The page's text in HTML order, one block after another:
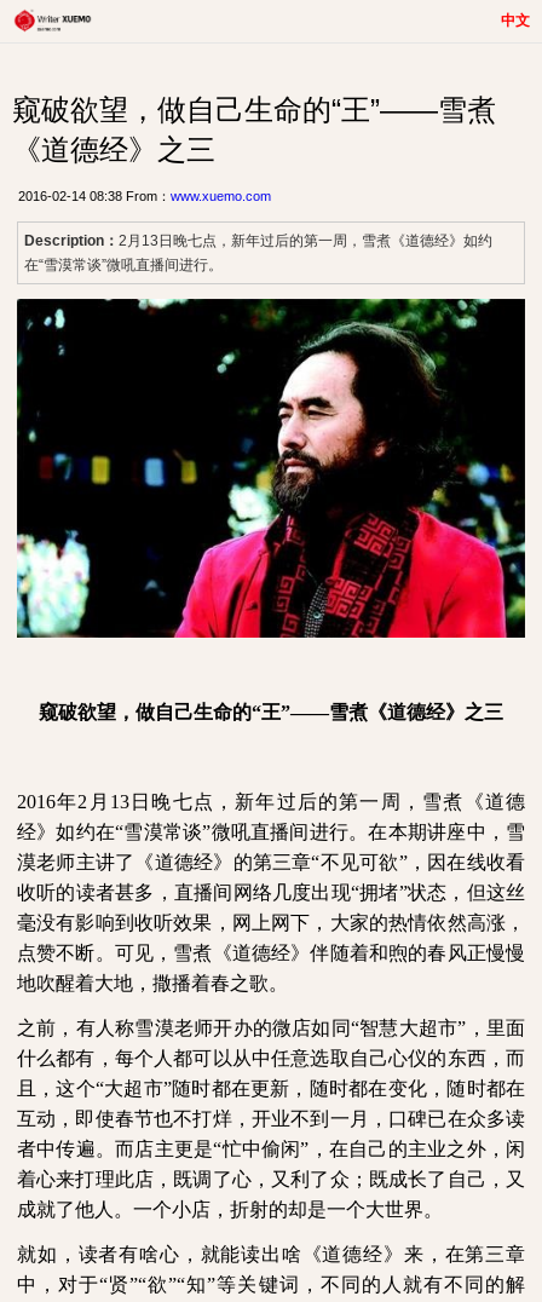
中文
窥破欲望，做自己生命的“王”——雪煮
《道德经》之三
2016-02-14 08:38 From： www.xuemo.com
Description： 2月13日晚七点，新年过后的第一周，雪煮《道德经》如约
在“雪漠常谈”微吼直播间进行。
窥破欲望，做自己生命的“王”——雪煮《道德经》之三
2016年2 月 13日晚七点，新年过后的第一周，雪煮《道德
经》如约在“雪漠常谈”微吼直播间进行。在本期讲座中，雪
漠老师主讲了《道德经》的第三章“不见可欲”，因在线收看
收听的读者甚多，直播间网络几度出现“拥堵”状态，但这丝
毫没有影响到收听效果，网上网下，大家的热情依然高涨，
点赞不断。可见，雪煮《道德经》伴随着和煦的春风正慢慢
地吹醒着大地，撒播着春之歌。
之前，有人称雪漠老师开办的微店如同“智慧大超市”，里面
什么都有，每个人都可以从中任意选取自己心仪的东西，而
且，这个“大超市”随时都在更新，随时都在变化，随时都在
互动，即使春节也不打烊，开业不到一月，口碑已在众多读
者中传遍。而店主更是“忙中偷闲”，在自己的主业之外，闲
着心来打理此店，既调了心，又利了众；既成长了自己，又
成就了他人。一个小店，折射的却是一个大世界。
就如，读者有啥心，就能读出啥《道德经》来，在第三章
中，对于“贤”“欲”“知”等关键词，不同的人就有不同的解